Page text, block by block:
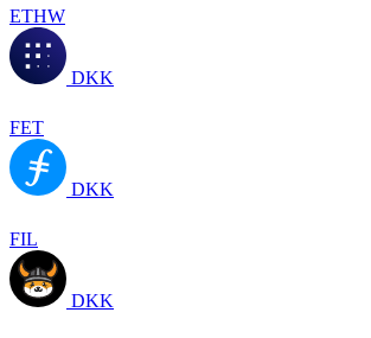
ETHW
DKK
FET
DKK
FIL
DKK